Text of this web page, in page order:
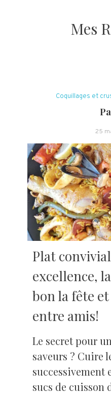
Coquillages et
25
Plat
excellence,
bon la fête
entre amis!
Le secret pour
saveurs ? Cuire
successivement
sucs de cuisson
Mes